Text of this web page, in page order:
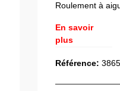
Roulement à
En savoir
plus
Référence: